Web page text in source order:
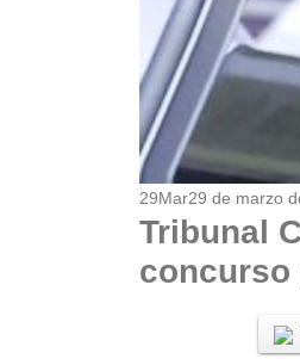
29Mar29 de marzo
Tribunal
concurso